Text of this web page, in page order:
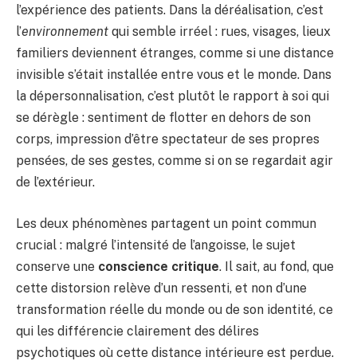
l’expérience des patients. Dans la déréalisation, c’est
l’environnement qui semble irréel : rues, visages, lieux
familiers deviennent étranges, comme si une distance
invisible s’était installée entre vous et le monde. Dans
la dépersonnalisation, c’est plutôt le rapport à soi qui
se dérègle : sentiment de flotter en dehors de son
corps, impression d’être spectateur de ses propres
pensées, de ses gestes, comme si on se regardait agir
de l’extérieur.
Les deux phénomènes partagent un point commun
crucial : malgré l’intensité de l’angoisse, le sujet
conserve une conscience critique. Il sait, au fond, que
cette distorsion relève d’un ressenti, et non d’une
transformation réelle du monde ou de son identité, ce
qui les différencie clairement des délires
psychotiques où cette distance intérieure est perdue.